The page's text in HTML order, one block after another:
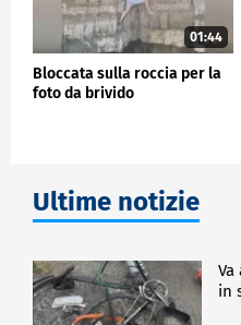
01:44
Bloccata sulla roccia per la
foto da brivido
Ultime notizie
in